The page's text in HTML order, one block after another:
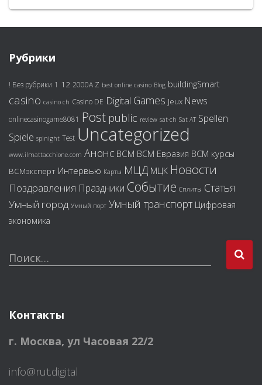
Рубрики
! Без рубрики 1 12 2000A Z best online casino Blog buildingSmart
casino casino ch Casino DE Digital Games Jeux News
onlinecasinogame8081 Post public review sat-ch Sat AT Spellen
Spiele spinight Test Uncategorized
www.ilmattacchione.com Анонс ВСМ ВСМ Евразия ВСМ курсы
ВСМэксперт Интервью Карты МЦД МЦК Новости
Поздравления Праздники Событие Сплиты Статья
Умный город Умный порт Умный транспорт Цифровая
экономика
Поиск…
Контакты
г. Москва, ул Часовая 22/2
info@rut.digital